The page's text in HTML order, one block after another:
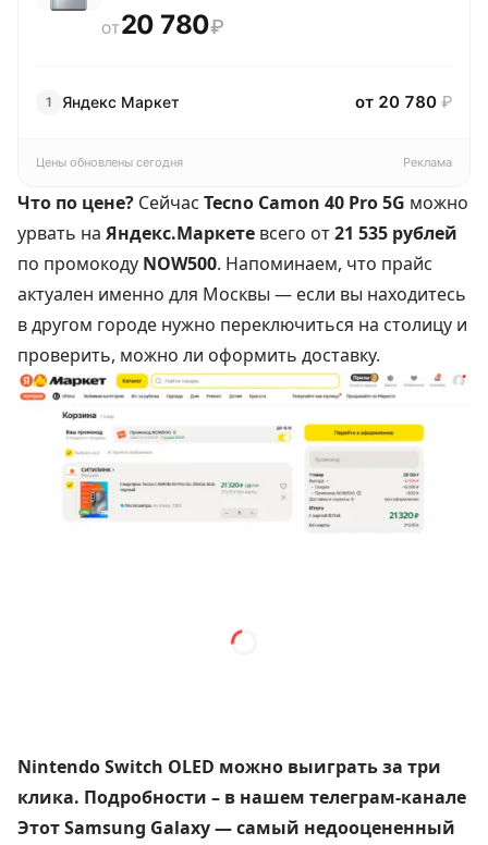
ОТ 20 780₽
1 Яндекс Маркет от 20 780 ₽
Цены обновлены сегодня Реклама
Что по цене? Сейчас Tecno Camon 40 Pro 5G можно
урвать на Яндекс.Маркете всего от21 535 рублей
по промокоду NOW500. Напоминаем, что прайс
актуален именно для Москвы — если вы находитесь
в другом городе нужно переключиться на столицу и
проверить, можно ли оформить доставку.
Nintendo Switch OLED можно выиграть за три
клика. Подробности – в нашем телеграм-канале
Этот Samsung Galaxy — самый недооцененный